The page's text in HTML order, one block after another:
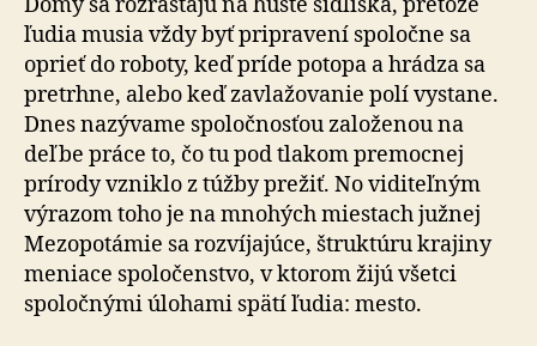
ľudia musia vždy byť pripravení spoločne sa
oprieť do roboty, keď príde potopa a hrádza sa
pretrhne, alebo keď zavlažovanie polí vystane.
Dnes nazývame spoločnosťou založenou na
deľbe práce to, čo tu pod tlakom premocnej
prírody vzniklo z túžby prežiť. No viditeľným
výrazom toho je na mnohých miestach južnej
Mezopotámie sa rozvíjajúce, štruktúru krajiny
meniace spoločenstvo, v ktorom žijú všetci
spoločnými úlohami spätí ľudia: mesto.